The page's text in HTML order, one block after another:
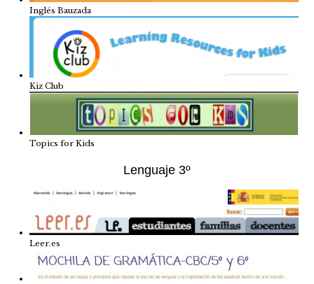
Inglés Bauzada
Kiz Club
Topics for Kids
Lenguaje 3º
Leer.es